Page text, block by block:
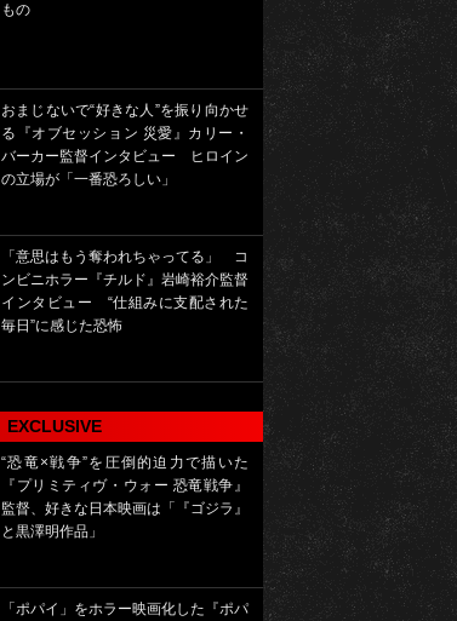
もの
おまじないで“好きな人”を振り向かせ
る『オブセッション 災愛』カリー・
バーカー監督インタビュー ヒロイン
の立場が「一番恐ろしい」
「意思はもう奪われちゃってる」 コ
ンビニホラー『チルド』岩崎裕介監督
インタビュー “仕組みに支配された
毎日”に感じた恐怖
EXCLUSIVE
“恐竜×戦争”を圧倒的迫力で描いた
『プリミティヴ・ウォー 恐竜戦争』
監督、好きな日本映画は「『ゴジラ』
と黒澤明作品」
「ポパイ」をホラー映画化した『ポパ